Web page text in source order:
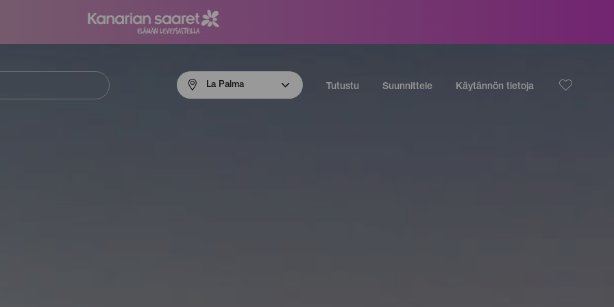
La Palma Tutustu Suunnittele Käytännön tietoja